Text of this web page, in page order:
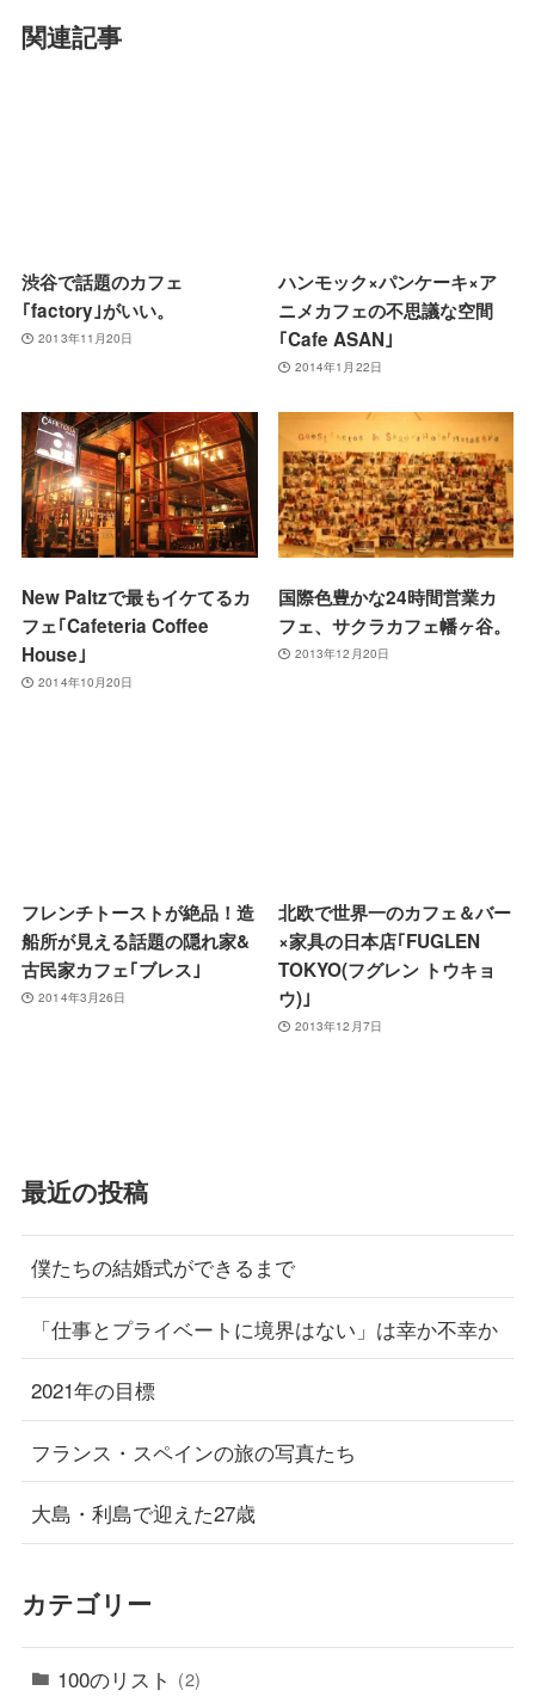
関連記事
渋谷で話題のカフェ
｢factory｣がいい。
2013年11月20日
ハンモック×パンケーキ×ア
ニメカフェの不思議な空間
｢Cafe ASAN｣
2014年1月22日
New Paltzで最もイケてるカ
フェ｢Cafeteria Coffee
House｣
2014年10月20日
国際色豊かな24時間営業カ
フェ、サクラカフェ幡ヶ谷。
2013年12月20日
フレンチトーストが絶品！造
船所が見える話題の隠れ家&
古民家カフェ｢ブレス｣
2014年3月26日
北欧で世界一のカフェ＆バー
×家具の日本店｢FUGLEN
TOKYO(フグレン トウキョ
ウ)｣
2013年12月7日
最近の投稿
僕たちの結婚式ができるまで
「仕事とプライベートに境界はない」は幸か不幸か
2021年の目標
フランス・スペインの旅の写真たち
大島・利島で迎えた27歳
カテゴリー
100のリスト (2)